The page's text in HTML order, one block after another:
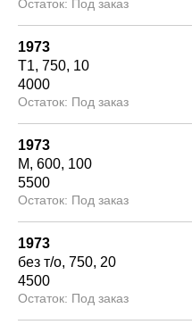
Под заказ
1973
Т1 750 10
4000
Под заказ
1973
М 600 100
5500
Под заказ
1973
без т/о 750 20
4500
Под заказ